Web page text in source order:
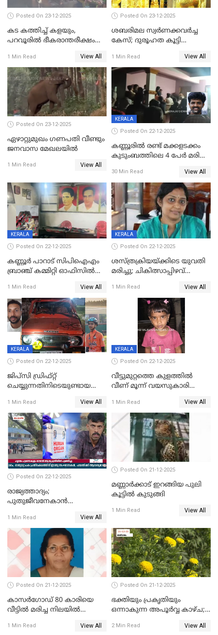
Posted On 23-12-2025
കട കത്തിച്ച് കളയും,
പറവൂരില്‍ ഭീകരാന്തരീക്ഷം
1 Min Read View All
Posted On 23-12-2025
ശബരിമല സ്വര്‍ണക്കവര്‍ച്ച
കേസ്; ദുരൂഹത കൂട്ടി
1 Min Read View All
Posted On 23-12-2025
ഏഴാറ്റുമുഖം ഗണപതി വീണ്ടും
ജനവാസ മേഖലയിൽ
1 Min Read View All
KERALA
Posted On 22-12-2025
കണ്ണൂരിൽ രണ്ട് മക്കളടക്കം
കുടുംബത്തിലെ 4 പേർ മരിച്ച
30 Min Read View All
KERALA
Posted On 22-12-2025
കണ്ണൂർ പാറാട് സിപിഐഎം
ബ്രാഞ്ച് കമ്മിറ്റി ഓഫിസിൽ
ചിത്രങ്ങളടക്കം കത്തിയ
നിലയിൽ
1 Min Read View All
KERALA
Posted On 22-12-2025
ശസ്ത്രക്രിയയ്‌ക്കിടെ യുവതി
മരിച്ചു; ചികിത്സാപ്പിഴവ്
സംഭവം മാവേലിക്കരയിൽ
1 Min Read View All
KERALA
Posted On 22-12-2025
ജിപ്സി ഡ്രിഫ്റ്റ്
ചെയ്യുന്നതിനിടെയുണ്ടായ
ദാരുണാന്ത്യം; ജീപ്സി
ഓടിച്ചയാൾ അറസ്റ്റിൽ.
1 Min Read View All
KERALA
Posted On 22-12-2025
വീട്ടുമുറ്റത്തെ കുളത്തിൽ
വീണ് മൂന്ന് വയസുകാരി
1 Min Read View All
Posted On 22-12-2025
രാജ്യത്താദ്യം;
പുതുജീവനേകാൻ
എറണാകുളം സർക്കാർ
ജനറൽ
ആശുപത്രിയിലെത്തിച്ചു
1 Min Read View All
Posted On 21-12-2025
മണ്ണാർക്കാട് ഇറങ്ങിയ പുലി
കൂട്ടിൽ കുടുങ്ങി
1 Min Read View All
Posted On 21-12-2025
കാസർഗോഡ് 80 കാരിയെ
വീട്ടിൽ മരിച്ച നിലയിൽ
1 Min Read View All
Posted On 21-12-2025
ഭക്തിയും പ്രകൃതിയും
ഒന്നാകുന്ന അപൂര്‍വ്വ കാഴ്ച;
കാഴ്ചാനുഭവമൊരുക്കി
2 Min Read View All